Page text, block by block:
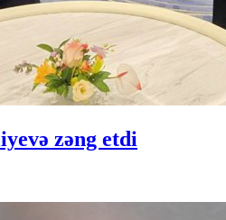
zəng etdi